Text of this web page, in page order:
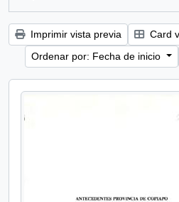
Imprimir vista previa Card
Ordenar por: Fecha de inicio